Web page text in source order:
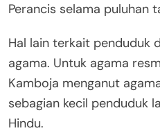
Perancis selama puluhan
Hal lain terkait penduduk
agama. Untuk agama
Kamboja menganut
sebagian kecil penduduk
Hindu.